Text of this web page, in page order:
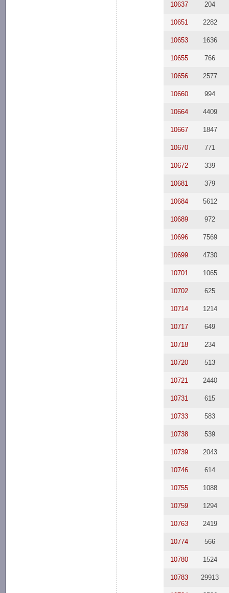
10637 204
10651 2282
10653 1636
10655 766
10656 2577
10660 994
10664 4409
10667 1847
10670 771
10672 339
10681 379
10684 5612
10689 972
10696 7569
10699 4730
10701 1065
10702 625
10714 1214
10717 649
10718 234
10720 513
10721 2440
10731 615
10733 583
10738 539
10739 2043
10746 614
10755 1088
10759 1294
10763 2419
10774 566
10780 1524
10783 29913